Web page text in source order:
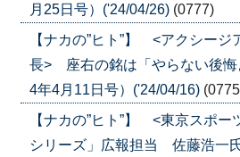
月25日号）('24/04/26) (0777)
【ナカの”ヒト”】 <アクシー
長> 座右の銘は「やらない後悔
4年4月11日号）('24/04/16)
【ナカの”ヒト”】 <東京スポ
シリーズ」広報担当 佐藤浩一